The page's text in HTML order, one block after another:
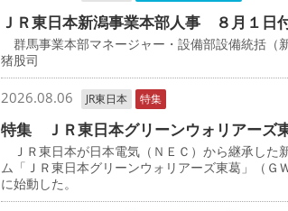
ＪＲ東日本新潟事業本部人事 ８月１日
群馬事業本部マネージャー・設備部設備統括（
猪股司
2026.08.06 JR東日本 特集
特集 ＪＲ東日本グリーンウォリアーズ
ＪＲ東日本が日本電気（ＮＥＣ）から継承した
ム「ＪＲ東日本グリーンウォリアーズ東葛」（Ｇ
に始動した。